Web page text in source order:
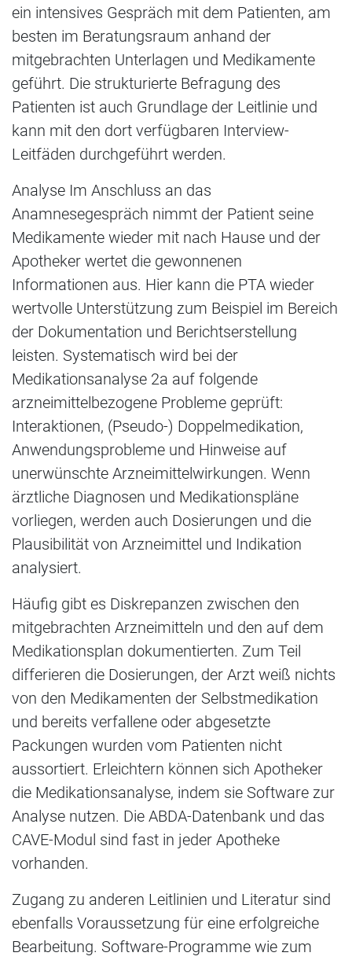
ein intensives Gespräch mit dem Patienten, am
besten im Beratungsraum anhand der
mitgebrachten Unterlagen und Medikamente
geführt. Die strukturierte Befragung des
Patienten ist auch Grundlage der Leitlinie und
kann mit den dort verfügbaren Interview-
Leitfäden durchgeführt werden.
Analyse Im Anschluss an das
Anamnesegespräch nimmt der Patient seine
Medikamente wieder mit nach Hause und der
Apotheker wertet die gewonnenen
Informationen aus. Hier kann die PTA wieder
wertvolle Unterstützung zum Beispiel im Bereich
der Dokumentation und Berichtserstellung
leisten. Systematisch wird bei der
Medikationsanalyse 2a auf folgende
arzneimittelbezogene Probleme geprüft:
Interaktionen, (Pseudo-) Doppelmedikation,
Anwendungsprobleme und Hinweise auf
unerwünschte Arzneimittelwirkungen. Wenn
ärztliche Diagnosen und Medikationspläne
vorliegen, werden auch Dosierungen und die
Plausibilität von Arzneimittel und Indikation
analysiert.
Häufig gibt es Diskrepanzen zwischen den
mitgebrachten Arzneimitteln und den auf dem
Medikationsplan dokumentierten. Zum Teil
differieren die Dosierungen, der Arzt weiß nichts
von den Medikamenten der Selbstmedikation
und bereits verfallene oder abgesetzte
Packungen wurden vom Patienten nicht
aussortiert. Erleichtern können sich Apotheker
die Medikationsanalyse, indem sie Software zur
Analyse nutzen. Die ABDA-Datenbank und das
CAVE-Modul sind fast in jeder Apotheke
vorhanden.
Zugang zu anderen Leitlinien und Literatur sind
ebenfalls Voraussetzung für eine erfolgreiche
Bearbeitung. Software-Programme wie zum